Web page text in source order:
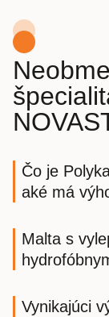
Čo je
aké má
Malta s
Vynikajúci